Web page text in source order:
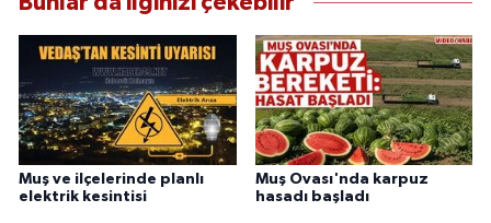
Muş ve ilçelerinde planlı
elektrik kesintisi
Muş Ovası'nda karpuz
hasadı başladı